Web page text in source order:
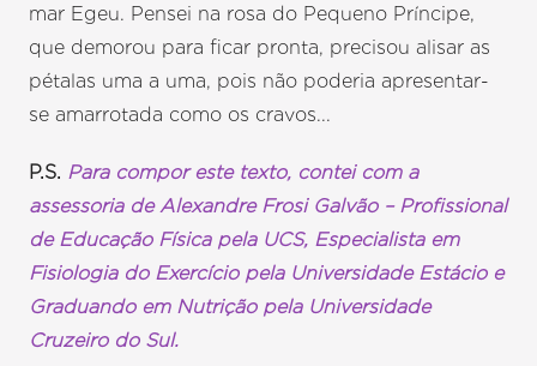
mar Egeu. Pensei na rosa do Pequeno Príncipe,
que demorou para ficar pronta, precisou alisar as
pétalas uma a uma, pois não poderia apresentar-
se amarrotada como os cravos...
P.S. Para compor este texto, contei com a
assessoria de Alexandre Frosi Galvão – Profissional
de Educação Física pela UCS, Especialista em
Fisiologia do Exercício pela Universidade Estácio e
Graduando em Nutrição pela Universidade
Cruzeiro do Sul.